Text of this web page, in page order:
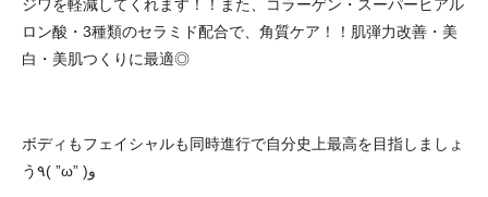
ジワを軽減してくれます！！また、コラーゲン・スーパーヒアル
ロン酸・3種類のセラミド配合で、角質ケア！！肌弾力改善・美
白・美肌つくりに最適◎
ボディもフェイシャルも同時進行で自分史上最高を目指しましょ
う٩( ”ω” )و